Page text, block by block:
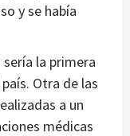
y se había
la primera
Otra de las
a un
médicas